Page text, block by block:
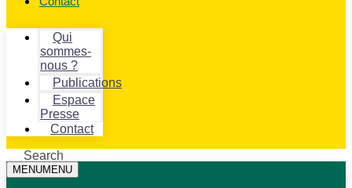
Qui
sommes-
nous ?
Publications
Espace
Presse
Contact
Search
MENUMENU